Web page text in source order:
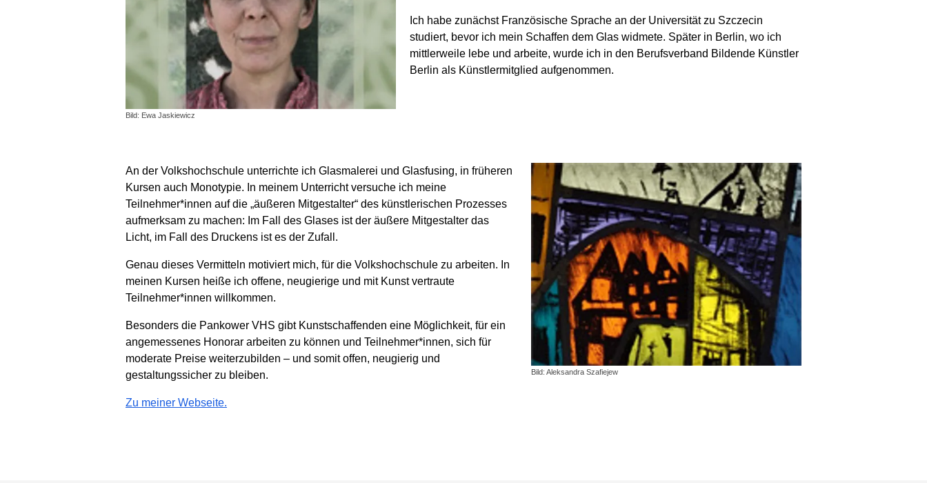
Bild: Ewa Jaskiewicz
Ich habe zunächst Französische Sprache an der Universität zu Szczecin
studiert, bevor ich mein Schaffen dem Glas widmete. Später in Berlin, wo ich
mittlerweile lebe und arbeite, wurde ich in den Berufsverband Bildende Künstler
Berlin als Künstlermitglied aufgenommen.
Bild: Aleksandra Szafiejew
An der Volkshochschule unterrichte ich Glasmalerei und Glasfusing, in früheren
Kursen auch Monotypie. In meinem Unterricht versuche ich meine
Teilnehmer*innen auf die „äußeren Mitgestalter“ des künstlerischen Prozesses
aufmerksam zu machen: Im Fall des Glases ist der äußere Mitgestalter das
Licht, im Fall des Druckens ist es der Zufall.
Genau dieses Vermitteln motiviert mich, für die Volkshochschule zu arbeiten. In
meinen Kursen heiße ich offene, neugierige und mit Kunst vertraute
Teilnehmer*innen willkommen.
Besonders die Pankower VHS gibt Kunstschaffenden eine Möglichkeit, für ein
angemessenes Honorar arbeiten zu können und Teilnehmer*innen, sich für
moderate Preise weiterzubilden – und somit offen, neugierig und
gestaltungssicher zu bleiben.
Zu meiner Webseite.